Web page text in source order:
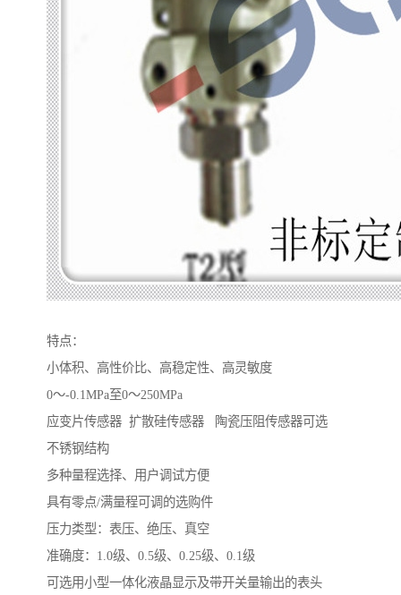
特点：
小体积、高性价比、高稳定性、高灵敏度
0～-0.1MPa至0～250MPa
应变片传感器 扩散硅传感器 陶瓷压阻传感器可选
不锈钢结构
多种量程选择、用户调试方便
具有零点/满量程可调的选购件
压力类型：表压、绝压、真空
准确度：1.0级、0.5级、0.25级、0.1级
可选用小型一体化液晶显示及带开关量输出的表头